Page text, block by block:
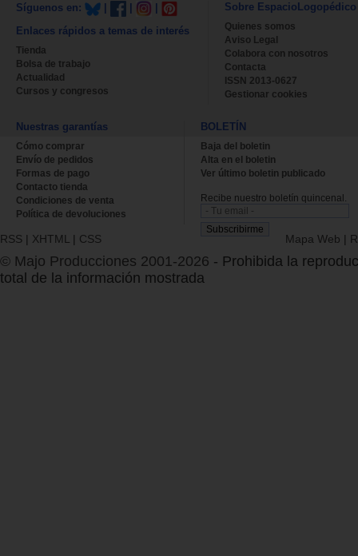
Síguenos en:
Enlaces rápidos a temas de interés
Tienda
Bolsa de trabajo
Actualidad
Cursos y congresos
Sobre EspacioLogopédico
Quienes somos
Aviso Legal
Colabora con nosotros
Contacta
ISSN 2013-0627
Gestionar cookies
Nuestras garantías
Cómo comprar
Envío de pedidos
Formas de pago
Contacto tienda
Condiciones de venta
Política de devoluciones
BOLETÍN
Baja del boletin
Alta en el boletin
Ver último boletin publicado
Recibe nuestro boletín quincenal.
RSS | XHTML | CSS Mapa Web |
© Majo Producciones 2001-2026 - Prohibida la
total de la información mostrada